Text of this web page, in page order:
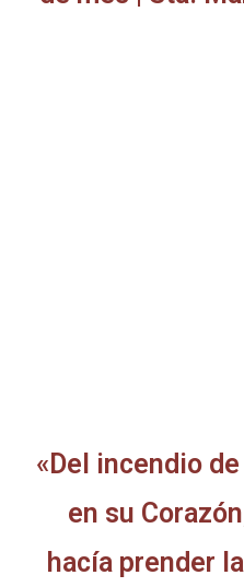
«Del incendio
en su
hacía prender